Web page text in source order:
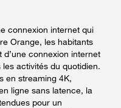
connexion internet qui
Orange, les habitants
connexion internet
activités du quotidien.
en streaming 4K,
ligne sans latence, la
pour un